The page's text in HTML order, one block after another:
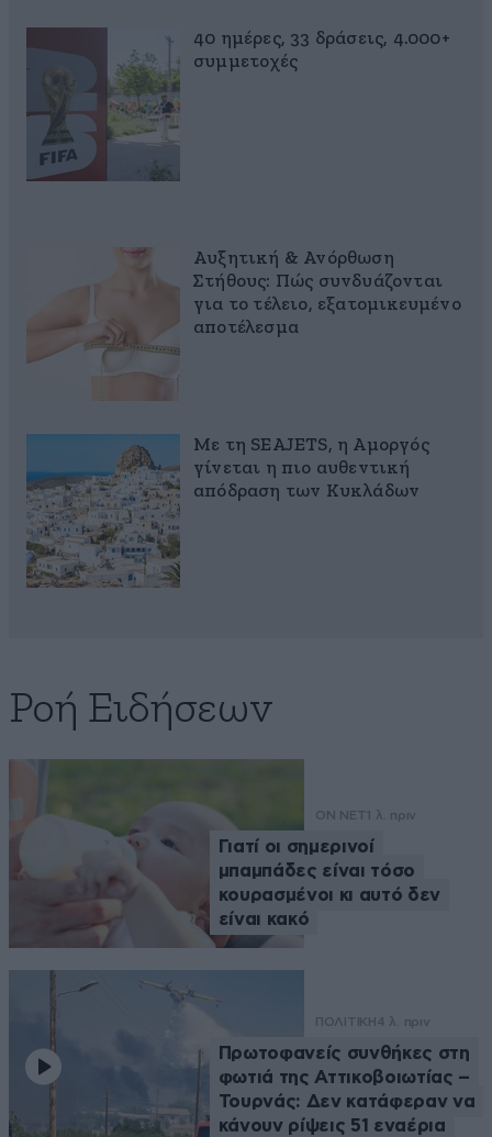
40 ημέρες, 33 δράσεις, 4.000+
συμμετοχές
Αυξητική & Ανόρθωση
Στήθους: Πώς συνδυάζονται
για το τέλειο, εξατομικευμένο
αποτέλεσμα
Με τη SEAJETS, η Αμοργός
γίνεται η πιο αυθεντική
απόδραση των Κυκλάδων
Ροή Ειδήσεων
ON NET 1 λ. πριν
Γιατί οι σημερινοί
μπαμπάδες είναι τόσο
κουρασμένοι κι αυτό δεν
είναι κακό
ΠΟΛΙΤΙΚΗ4 λ. πριν
Πρωτοφανείς συνθήκες στη
φωτιά της Αττικοβοιωτίας –
Τουρνάς: Δεν κατάφεραν να
κάνουν ρίψεις 51 εναέρια